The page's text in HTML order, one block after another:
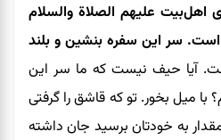
اهل‌بیت علیهم الصلاة والسلام
سر این سفره بنشین و بلند
آیا حیف نیست که ما سر این
با میل بخور. تو که قاشق را گرفتی
به خودتان برسید جان داشته